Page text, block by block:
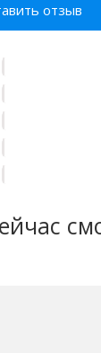
отзыв